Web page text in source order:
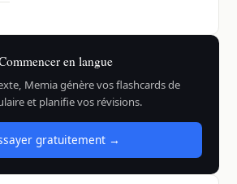
en langue
Memia génère vos flashcards de
et planifie vos révisions.
gratuitement →